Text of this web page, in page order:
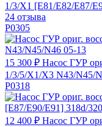
1/3/X1 [E81/E82/E87/
24 отзыва
P0305
15 300 ₽ Насос ГУР
1/3/5/X1/X3 N43/N45/
P0318
12 400 ₽ Насос ГУР